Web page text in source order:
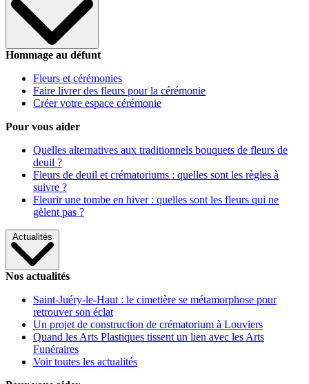
Hommage au défunt
Fleurs et cérémonies
Faire livrer des fleurs pour la cérémonie
Créer votre espace cérémonie
Pour vous aider
Quelles alternatives aux traditionnels bouquets de fleurs de
deuil ?
Fleurs de deuil et crématoriums : quelles sont les règles à
suivre ?
Fleurir une tombe en hiver : quelles sont les fleurs qui ne
gèlent pas ?
Actualités
Nos actualités
Saint-Juéry-le-Haut : le cimetière se métamorphose pour
retrouver son éclat
Un projet de construction de crématorium à Louviers
Quand les Arts Plastiques tissent un lien avec les Arts
Funéraires
Voir toutes les actualités